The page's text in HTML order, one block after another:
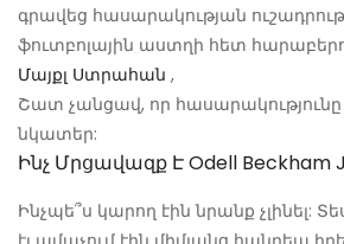
գրավեց հասարակության
ֆուտբոլային աստղի հետ
Մայքլ Ստրահան ,
Շատ չանցավ, որ
նկատեր:
Ինչ Մրցավազք Է Odell Beckham
Ինչպե՞ս կարող էին նրանք չլինել: